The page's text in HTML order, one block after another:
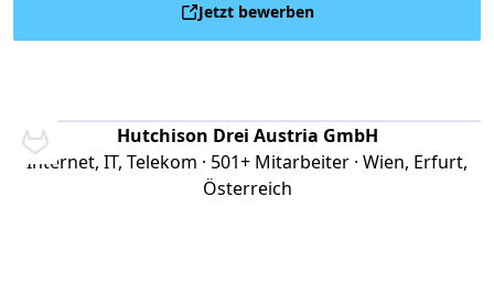
Jetzt bewerben
Hutchison Drei Austria GmbH
Internet, IT, Telekom · 501+ Mitarbeiter · Wien, Erfurt,
Österreich